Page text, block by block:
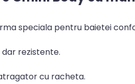
speciala pentru baietei
rezistente.
cu racheta.